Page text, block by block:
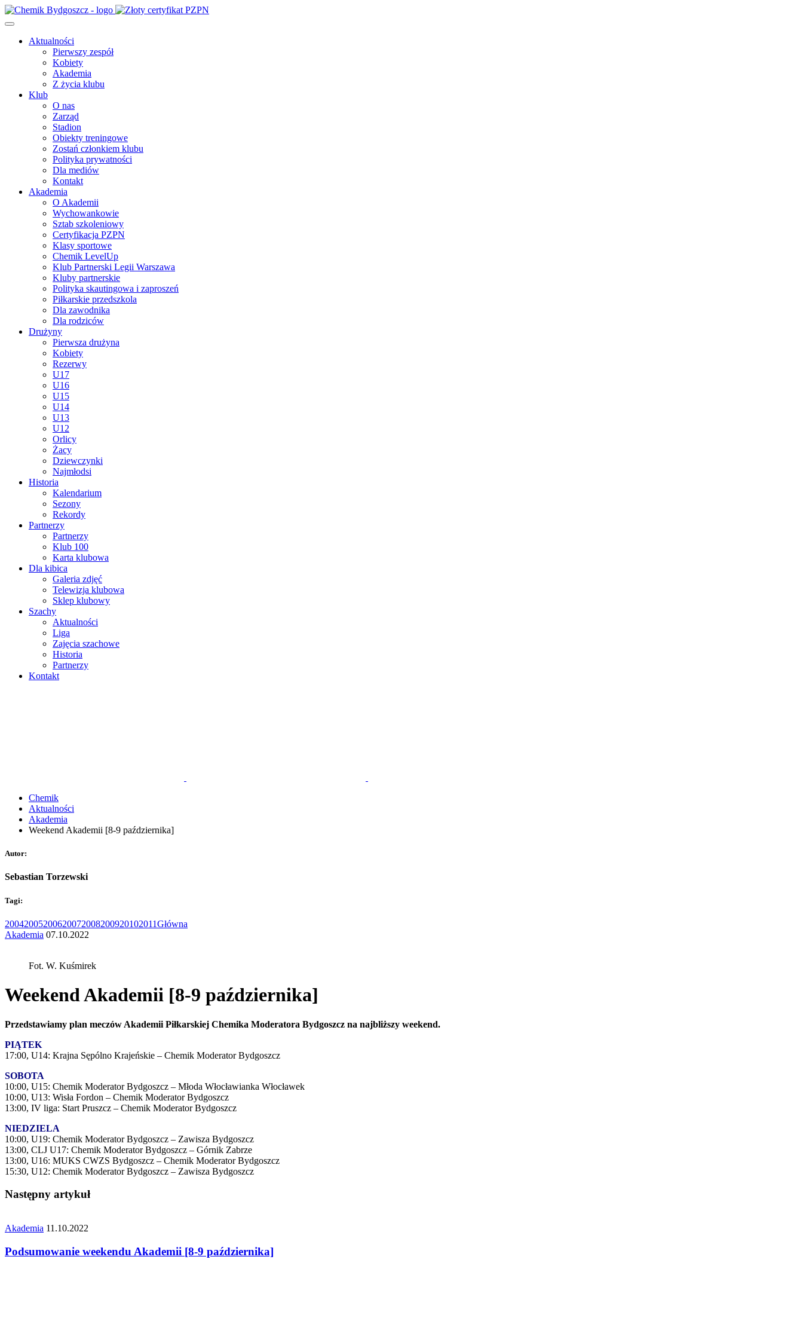
Aktualności
Pierwszy zespół
Kobiety
Akademia
Z życia klubu
Klub
O nas
Zarząd
Stadion
Obiekty treningowe
Zostań członkiem klubu
Polityka prywatności
Dla mediów
Kontakt
Akademia
O Akademii
Wychowankowie
Sztab szkoleniowy
Certyfikacja PZPN
Klasy sportowe
Chemik LevelUp
Klub Partnerski Legii Warszawa
Kluby partnerskie
Polityka skautingowa i zaproszeń
Piłkarskie przedszkola
Dla zawodnika
Dla rodziców
Drużyny
Pierwsza drużyna
Kobiety
Rezerwy
U17
U16
U15
U14
U13
U12
Orlicy
Żacy
Dziewczynki
Najmłodsi
Historia
Kalendarium
Sezony
Rekordy
Partnerzy
Partnerzy
Klub 100
Karta klubowa
Dla kibica
Galeria zdjęć
Telewizja klubowa
Sklep klubowy
Szachy
Aktualności
Liga
Zajęcia szachowe
Historia
Partnerzy
Kontakt
Chemik
Aktualności
Akademia
Weekend Akademii [8-9 października]
Autor:
Sebastian Torzewski
Tagi:
20042005200620072008200920102011Główna
Akademia 07.10.2022
Fot. W. Kuśmirek
Weekend Akademii [8-9 października]
Przedstawiamy plan meczów Akademii Piłkarskiej Chemika Moderatora Bydgoszcz na najbliższy weekend.
PIĄTEK
17:00, U14: Krajna Sępólno Krajeńskie – Chemik Moderator Bydgoszcz
SOBOTA
10:00, U15: Chemik Moderator Bydgoszcz – Młoda Włocławianka Włocławek
10:00, U13: Wisła Fordon – Chemik Moderator Bydgoszcz
13:00, IV liga: Start Pruszcz – Chemik Moderator Bydgoszcz
NIEDZIELA
10:00, U19: Chemik Moderator Bydgoszcz – Zawisza Bydgoszcz
13:00, CLJ U17: Chemik Moderator Bydgoszcz – Górnik Zabrze
13:00, U16: MUKS CWZS Bydgoszcz – Chemik Moderator Bydgoszcz
15:30, U12: Chemik Moderator Bydgoszcz – Zawisza Bydgoszcz
Następny artykuł
Akademia 11.10.2022
Podsumowanie weekendu Akademii [8-9 października]